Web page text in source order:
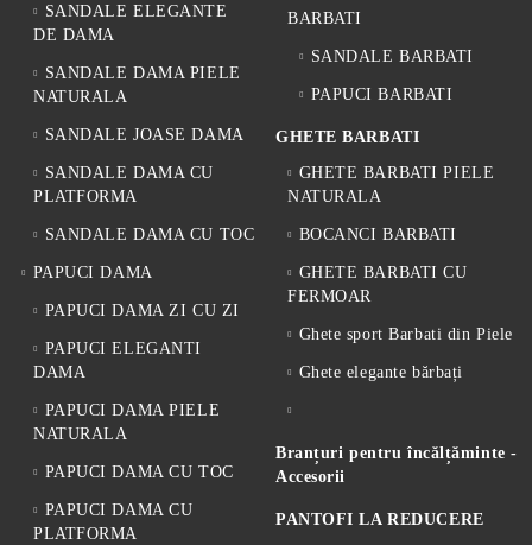
SANDALE ELEGANTE
DE DAMA
SANDALE DAMA PIELE
NATURALA
SANDALE JOASE DAMA
SANDALE DAMA CU
PLATFORMA
SANDALE DAMA CU TOC
PAPUCI DAMA
PAPUCI DAMA ZI CU ZI
PAPUCI ELEGANTI
DAMA
PAPUCI DAMA PIELE
NATURALA
PAPUCI DAMA CU TOC
PAPUCI DAMA CU
PLATFORMA
BARBATI
SANDALE BARBATI
PAPUCI BARBATI
GHETE BARBATI
GHETE BARBATI PIELE
NATURALA
BOCANCI BARBATI
GHETE BARBATI CU
FERMOAR
Ghete sport Barbati din Piele
Ghete elegante bărbați
Branțuri pentru încălțăminte -
Accesorii
PANTOFI LA REDUCERE